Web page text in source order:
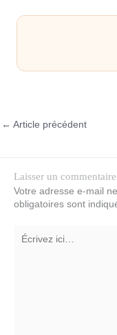
← Article précédent
Laisser un commentaire
Votre adresse e-mail
obligatoires sont
ici…